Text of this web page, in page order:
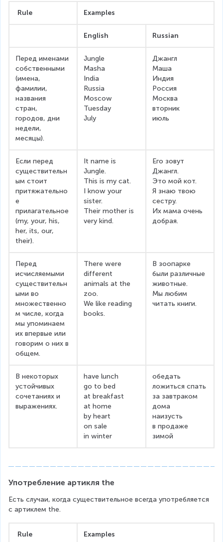
Rule Examples
English Russian
Перед именами
собственными
(имена,
фамилии,
названия
стран,
городов, дни
недели,
месяцы).
Jungle
Masha
India
Russia
Moscow
Tuesday
July
Джангл
Маша
Индия
Россия
Москва
вторник
июль
Если перед
существительн
ым стоит
притяжательно
е
прилагательное
(my, your, his,
her, its, our,
their).
It name is
Jungle.
This is my cat.
I know your
sister.
Their mother is
very kind.
Его зовут
Джангл.
Это мой кот.
Я знаю твою
сестру.
Их мама очень
добрая.
Перед
исчисляемыми
существительн
ыми во
множественно
м числе, когда
мы упоминаем
их впервые или
говорим о них в
общем.
There were
different
animals at the
zoo.
We like reading
books.
В зоопарке
были различные
животные.
Мы любим
читать книги.
В некоторых
устойчивых
сочетаниях и
выражениях.
have lunch
go to bed
at breakfast
at home
by heart
on sale
in winter
обедать
ложиться спать
за завтраком
дома
наизусть
в продаже
зимой
Употребление артикля the
Есть случаи, когда существительное всегда употребляется
с артиклем the.
Rule Examples